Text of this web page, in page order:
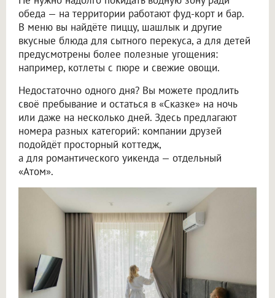
обеда — на территории работают фуд-корт и бар.
В меню вы найдёте пиццу, шашлык и другие
вкусные блюда для сытного перекуса, а для детей
предусмотрены более полезные угощения:
например, котлеты с пюре и свежие овощи.
Недостаточно одного дня? Вы можете продлить
своё пребывание и остаться в «Сказке» на ночь
или даже на несколько дней. Здесь предлагают
номера разных категорий: компании друзей
подойдёт просторный коттедж,
а для романтического уикенда — отдельный
«Атом».